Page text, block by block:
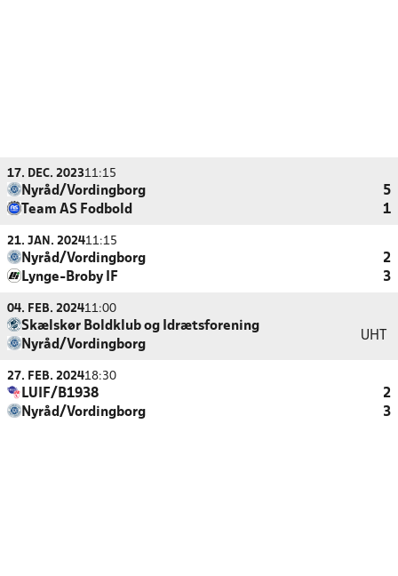
17. DEC. 202311:15
Nyråd/Vordingborg
5
Team AS Fodbold
1
21. JAN. 202411:15
Nyråd/Vordingborg
2
Lynge-Broby IF
3
04. FEB. 202411:00
Skælskør Boldklub og Idrætsforening
Nyråd/Vordingborg
UHT
27. FEB. 202418:30
LUIF/B1938
2
Nyråd/Vordingborg
3